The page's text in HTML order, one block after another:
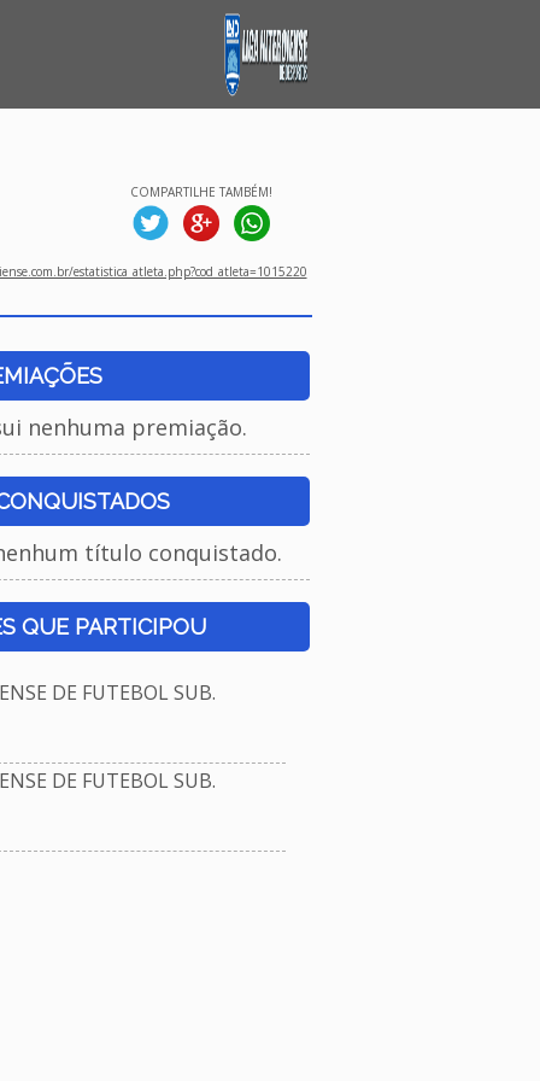
COMPARTILHE TAMBÉM!
estatistica_atleta.php?cod_atleta=1015220
nenhuma premiação.
título conquistado.
QUE PARTICIPOU
DE FUTEBOL SUB.
DE FUTEBOL SUB.